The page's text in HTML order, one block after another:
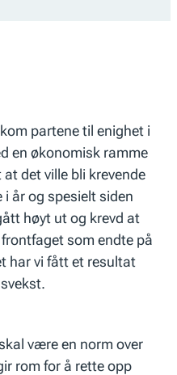
partene til enighet i
en økonomisk ramme
det ville bli krevende
år og spesielt siden
høyt ut og krevd at
som endte på
har vi fått et resultat
være en norm over
rom for å rette opp